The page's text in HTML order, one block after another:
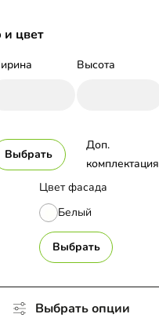
цвет
Высота
Цвет фасада
Белый
Выбрать
Выбрать
Доп.
комплектация
Выбрать опции